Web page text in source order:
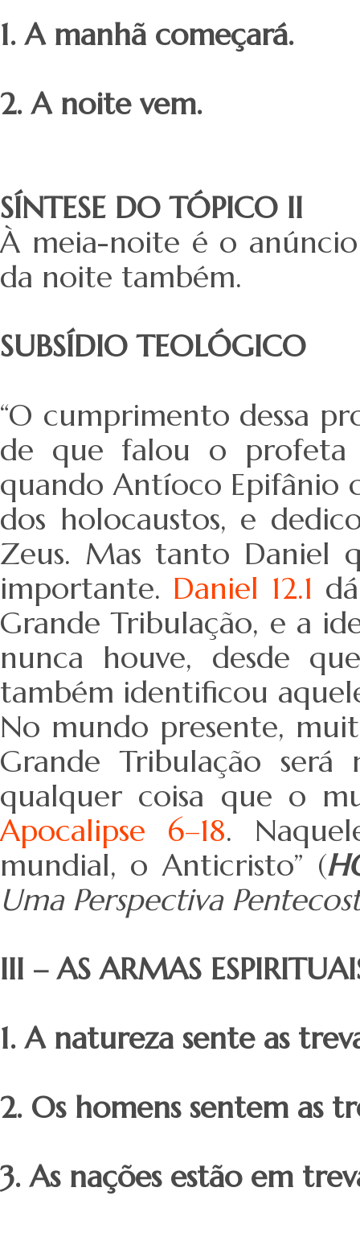
1. A manhã começará.
2. A noite vem.
SÍNTESE DO TÓPICO II
À meia-noite é o
da noite também.
SUBSÍDIO TEOLÓGICO
“O cumprimento dessa
de que falou o profeta
quando Antíoco Epifânio
dos holocaustos, e
Zeus. Mas tanto Daniel
importante. Daniel 12.1
Grande Tribulação, e a
nunca houve, desde
também identificou
No mundo presente,
Grande Tribulação
qualquer coisa que o
Apocalipse 6–18.
mundial, o Anticristo” (
Uma Perspectiva
III – AS ARMAS
1. A natureza sente as
2. Os homens sentem as
3. As nações estão em